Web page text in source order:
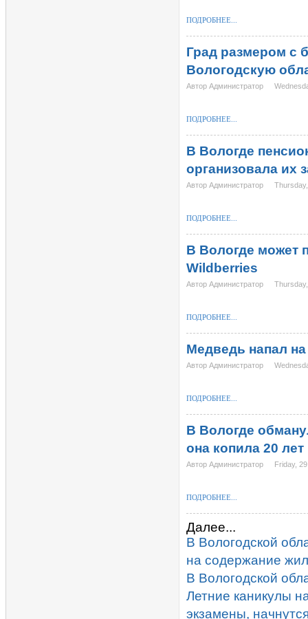
ПОДРОБНЕЕ...
Град размером с
Вологодскую
Автор Администратор
ПОДРОБНЕЕ...
В Вологде
организовала их
Автор Администратор
ПОДРОБНЕЕ...
В Вологде может
Wildberries
Автор Администратор
ПОДРОБНЕЕ...
Медведь напал
Автор Администратор
ПОДРОБНЕЕ...
В Вологде
она копила 20 лет
Автор Администратор Friday,
ПОДРОБНЕЕ...
Далее...
В Вологодской
на содержание
В Вологодской
Летние каникулы
экзамены,